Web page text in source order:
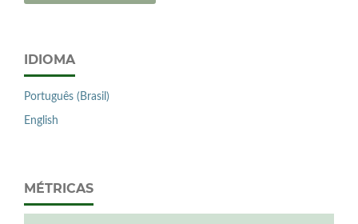
IDIOMA
Português (Brasil)
English
MÉTRICAS